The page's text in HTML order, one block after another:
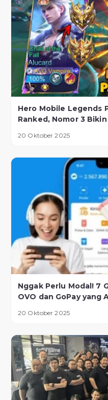
Hero Mobile Legends
Ranked, Nomor 3
20 Oktober 2025
Nggak Perlu Modal! 7
OVO dan GoPay yang
20 Oktober 2025